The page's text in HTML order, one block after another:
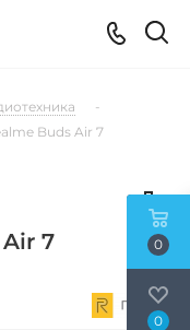
-
Buds Air 7
7
0
0